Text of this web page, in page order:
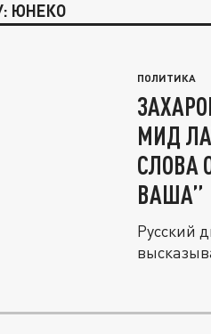
ЮНЕКО
ПОЛИТИКА
МИД
СЛОВА
ВАША”
Русский